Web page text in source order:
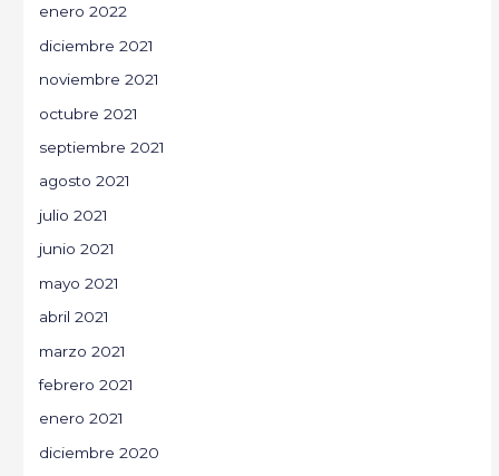
enero 2022
diciembre 2021
noviembre 2021
octubre 2021
septiembre 2021
agosto 2021
julio 2021
junio 2021
mayo 2021
abril 2021
marzo 2021
febrero 2021
enero 2021
diciembre 2020